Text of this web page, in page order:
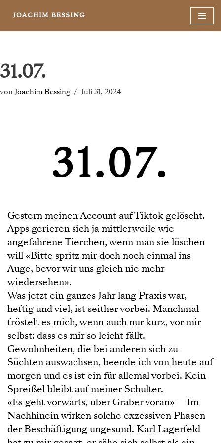
JOACHIM BESSING
31.07.
von Joachim Bessing Juli 31, 2024
31.07.
Gestern meinen Account auf Tiktok gelöscht.
Apps gerieren sich ja mittlerweile wie
angefahrene Tierchen, wenn man sie löschen
will «Bitte spritz mir doch noch einmal ins
Auge, bevor wir uns gleich nie mehr
wiedersehen».
Was jetzt ein ganzes Jahr lang Praxis war,
heftig und viel, ist seither vorbei. Manchmal
fröstelt es mich, wenn auch nur kurz, vor mir
selbst: dass es mir so leicht fällt.
Gewohnheiten, die bei anderen sich zu
Süchten auswachsen, beende ich von heute auf
morgen und es ist ein für allemal vorbei. Kein
Spreißel bleibt auf meiner Schulter.
«Es geht vorwärts, über Gräber voran» —Im
Nachhinein wirken solche exzessiven Phasen
der Beschäftigung ungesund. Karl Lagerfeld